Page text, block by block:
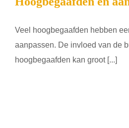
Veel hoogbegaafden hebben
aanpassen. De invloed van de
hoogbegaafden kan groot [...]